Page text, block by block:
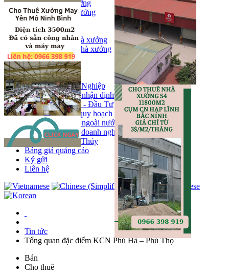
Bán kho, nhà xưởng
Bán kho xưởng
Kho
Mặt bằng
Cho thuê kho, nhà xưởng
Cho thuê nhà xưởng
Kho
Mặt bằng
Tin tức
Khu Công Nghiệp
Phân tích - nhận định
Chính sách - Đầu Tư
Thông tin quy hoạch
Thị trường ngoài nước
Hoạt động doanh nghiẹp
Tin Phong Thủy
Bảng giá quảng cáo
Ký gửi
Liên hệ
Tin tức
Tổng quan đặc điểm KCN Phú Hà – Phú Thọ
Bán
Cho thuê